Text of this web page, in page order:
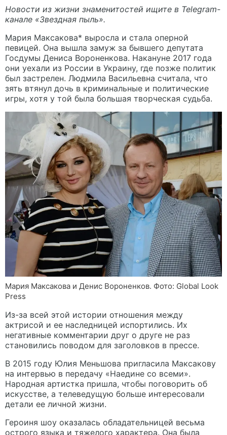
Новости из жизни знаменитостей ищите в Telegram-
канале «Звездная пыль».
Мария Максакова* выросла и стала оперной
певицей. Она вышла замуж за бывшего депутата
Госдумы Дениса Вороненкова. Накануне 2017 года
они уехали из России в Украину, где позже политик
был застрелен. Людмила Васильевна считала, что
зять втянул дочь в криминальные и политические
игры, хотя у той была большая творческая судьба.
Мария Максакова и Денис Вороненков. Фото: Global Look
Press
Из-за всей этой истории отношения между
актрисой и ее наследницей испортились. Их
негативные комментарии друг о друге не раз
становились поводом для заголовков в прессе.
В 2015 году Юлия Меньшова пригласила Максакову
на интервью в передачу «Наедине со всеми».
Народная артистка пришла, чтобы поговорить об
искусстве, а телеведущую больше интересовали
детали ее личной жизни.
Героиня шоу оказалась обладательницей весьма
острого языка и тяжелого характера. Она была